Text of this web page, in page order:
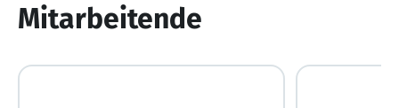
Mitarbeitende